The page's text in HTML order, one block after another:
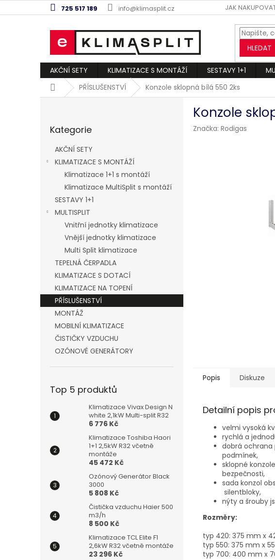
na
725 517 189 info@klimasplit.cz JAK
HLEDAT
AKČNÍ SETY KLIMATIZACE S MONTÁŽÍ SESTAVY 1+1
DomůPŘÍSLUŠENSTVÍ Konzole sklopná bílá 550 2ks
kategorie
Kategorie
AKČNÍ SETY
KLIMATIZACE S MONTÁŽÍ
Klimatizace 1+1 s montáží
Klimatizace MultiSplit s montáží
SESTAVY 1+1
MULTISPLIT
Vnitřní jednotky klimatizace
Vnější jednotky klimatizace
Multi Split klimatizace
TEPELNÁ ČERPADLA
KLIMATIZACE S DOTACÍ
KLIMATIZACE NA TOPENÍ
PŘÍSLUŠENSTVÍ
MONTÁŽ
MOBILNÍ KLIMATIZACE
ČISTIČKY VZDUCHU
OZÓNOVÉ GENERÁTORY
Top 5 produktů
Klimatizace Vivax Design N
white 2,1kW Multi-split R32
6 776 Kč
Klimatizace Toshiba Haori
1+1 2,5kW R32 včetně
montáže
45 472 Kč
Ozónový Generátor Black
3000
5 808 Kč
Čistička vzduchu Haier 500
m3/h
8 500 Kč
Klimatizace TCL Elite F1
2,6kW R32 včetně montáže
23 296 Kč
Konzole
Značka: Rodigas
Popis Diskuze
Detailní popis
velmi vysoká
rychlá a
dobrá ochrana
podmínek,
sklopné
bezpečnosti,
sada konzol
silentbloky,
nýty a šrouby
Rozměry:
typ 420: 375 mm x
typ 550: 375 mm x
typ 700: 400 mm x